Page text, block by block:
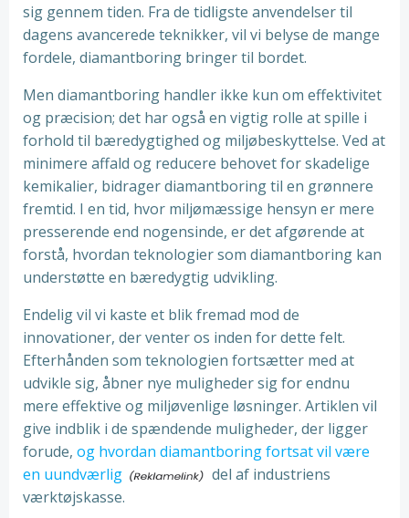
sig gennem tiden. Fra de tidligste anvendelser til
dagens avancerede teknikker, vil vi belyse de mange
fordele, diamantboring bringer til bordet.
Men diamantboring handler ikke kun om effektivitet
og præcision; det har også en vigtig rolle at spille i
forhold til bæredygtighed og miljøbeskyttelse. Ved at
minimere affald og reducere behovet for skadelige
kemikalier, bidrager diamantboring til en grønnere
fremtid. I en tid, hvor miljømæssige hensyn er mere
presserende end nogensinde, er det afgørende at
forstå, hvordan teknologier som diamantboring kan
understøtte en bæredygtig udvikling.
Endelig vil vi kaste et blik fremad mod de
innovationer, der venter os inden for dette felt.
Efterhånden som teknologien fortsætter med at
udvikle sig, åbner nye muligheder sig for endnu
mere effektive og miljøvenlige løsninger. Artiklen vil
give indblik i de spændende muligheder, der ligger
forude, og hvordan diamantboring fortsat vil være
en uundværlig
del af industriens
værktøjskasse.